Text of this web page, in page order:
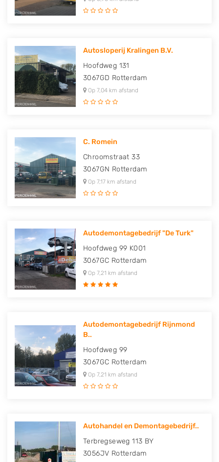
Autosloperij Kralingen B.V.
Hoofdweg 131
3067GD Rotterdam
Op 7,04 km afstand
C. Romein
Chroomstraat 33
3067GN Rotterdam
Op 7,17 km afstand
Autodemontagebedrijf "De Turk"
Hoofdweg 99 K001
3067GC Rotterdam
Op 7,21 km afstand
Autodemontagebedrijf Rijnmond
B..
Hoofdweg 99
3067GC Rotterdam
Op 7,21 km afstand
Autohandel en Demontagebedrijf..
Terbregseweg 113 BY
3056JV Rotterdam